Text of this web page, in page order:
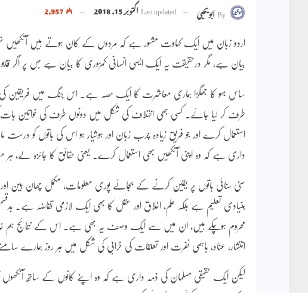
Byابویحییٰ Last updatedاکتوبر 15, 2018
اردو زبان میں ایک کہاوت مشہور ہے کہ مردوں کے کان ہوتے ہیں آنکھیں
بیان ہے، مگر درحقیقت یہ ایک ایسی انسانی کمزوری کا بیان ہے جس پر اگر قابو
ساس بہو کا جھگڑا ہماری معاشرت کا ایک حصہ ہے۔ اس جنگ میں فریقین کی
طرف کر لیا جائے۔ کسی بھی اختلاف کی شکل میں دونوں طرف کی خواتین بات
استعمال کرے اور جو فریق زیادہ چرب زبان اور ہوشیار ہو اس کی باتوں کو
داری ہے کہ وہ اپنی آنکھیں بھی استعمال کرے۔ یعنی حقائق کا جائزہ لے،
سنی سنائی باتوں پر یقین کرنے کے بجائے پوری معلومات، مکمل چھان بین
بنیادی تعلیم ہے بلکہ علم، اخلاق اور عقل کا بھی ایک لازمی تقاضہ ہے۔
محروم ہوچکے ہیں، ان میں سے ایک وصف یہ بھی ہے۔ اس کے نتائج ہم
انتشار، عناد، باہمی نفرت اور تعلقات کی خرابی کی شکل میں ہر روز ہمارے
لیکن ایک حقیقی مسلمان کی ذمہ داری ہے کہ وہ اپنے کانوں کے ساتھ